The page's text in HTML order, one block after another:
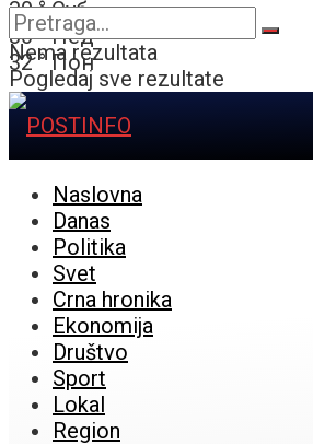
30 ° Суб
30 ° Нед
32 ° Пон
Nema rezultata
Pogledaj sve rezultate
Naslovna
Danas
Politika
Svet
Crna hronika
Ekonomija
Društvo
Sport
Lokal
Region